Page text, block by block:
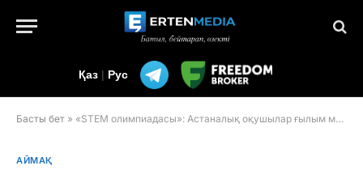
Қаз | Рус
Басты бет » «STEM олимпиадасы»: Астаналық оқушылар ғылым мен технологияның болашағын зерттеп жатыр
АЙМАҚ